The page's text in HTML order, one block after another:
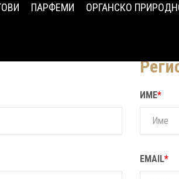
ПАРФЕМИ ОРГАНСКО
ИМЕ*
EMAIL*